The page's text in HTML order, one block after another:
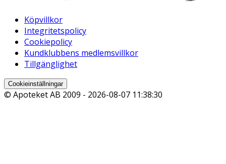
Köpvillkor
Integritetspolicy
Cookiepolicy
Kundklubbens medlemsvillkor
Tillgänglighet
Cookieinställningar
© Apoteket AB 2009 - 2026-08-07 11:38:30